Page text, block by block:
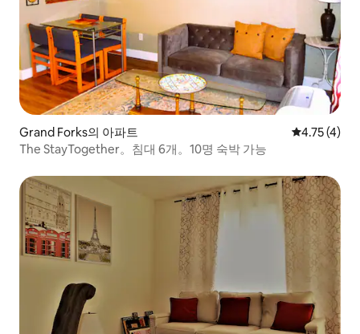
Grand Forks의 아파트 평점 4.75점
4.75 (4)
The StayTogether。침대 6개。10명 숙박 가능